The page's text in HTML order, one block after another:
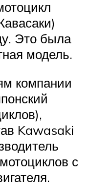
Это была
модель.
компании
Kawasaki
с